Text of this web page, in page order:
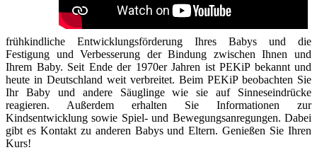
frühkindliche Entwicklungsförderung Ihres Babys und die
Festigung und Verbesserung der Bindung zwischen Ihnen und
Ihrem Baby. Seit Ende der 1970er Jahren ist PEKiP bekannt und
heute in Deutschland weit verbreitet. Beim PEKiP beobachten Sie
Ihr Baby und andere Säuglinge wie sie auf Sinneseindrücke
reagieren. Außerdem erhalten Sie Informationen zur
Kindsentwicklung sowie Spiel- und Bewegungsanregungen. Dabei
gibt es Kontakt zu anderen Babys und Eltern. Genießen Sie Ihren
Kurs!